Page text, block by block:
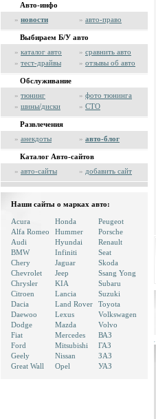
Авто-инфо
» новости » авто-право
Выбираем Б/У авто
» каталог авто » сравнить авто
» тест-драйвы » отзывы об авто
Обслуживание
» тюнинг » фото тюнинга
» шины/диски » СТО
Развлечения
» анекдоты » авто-блог
Каталог Авто-сайтов
» авто-сайты » добавить сайт
Наши сайты о марках авто:
Acura
Alfa Romeo
Audi
BMW
Chery
Chevrolet
Chrysler
Citroen
Dacia
Daewoo
Dodge
Fiat
Ford
Geely
Great Wall
Honda
Hummer
Hyundai
Infiniti
Jaguar
Jeep
KIA
Lancia
Land Rover
Lexus
Mazda
Mercedes
Mitsubishi
Nissan
Opel
Peugeot
Porsche
Renault
Seat
Skoda
Ssang Yong
Subaru
Suzuki
Toyota
Volkswagen
Volvo
ВАЗ
ГАЗ
ЗАЗ
УАЗ